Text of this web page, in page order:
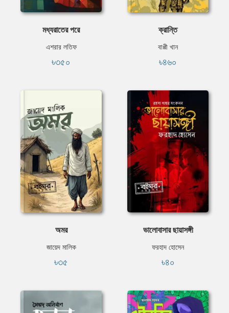
মধ্যরাতের পরে
এশরার লতিফ
৳৩৫০
ক্রান্তি
বাপ্পী খান
৳৪৬০
অমর
জায়েদ মালিক
৳৩৫
ভালোবাসার ছায়াসঙ্গী
ফরহাদ হোসেন
৳৪০